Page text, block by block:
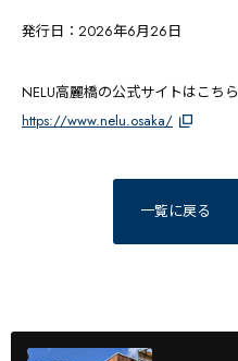
発行日：2026年6月26日
NELU高麗橋の公式サイトはこちら
https://www.nelu.osaka/
一覧に戻る